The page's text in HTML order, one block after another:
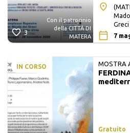
3
Con il patrocinio
della CITTÀ DI
MATERA
Greci
7
IN CORSO MOSTRA
Gratuito